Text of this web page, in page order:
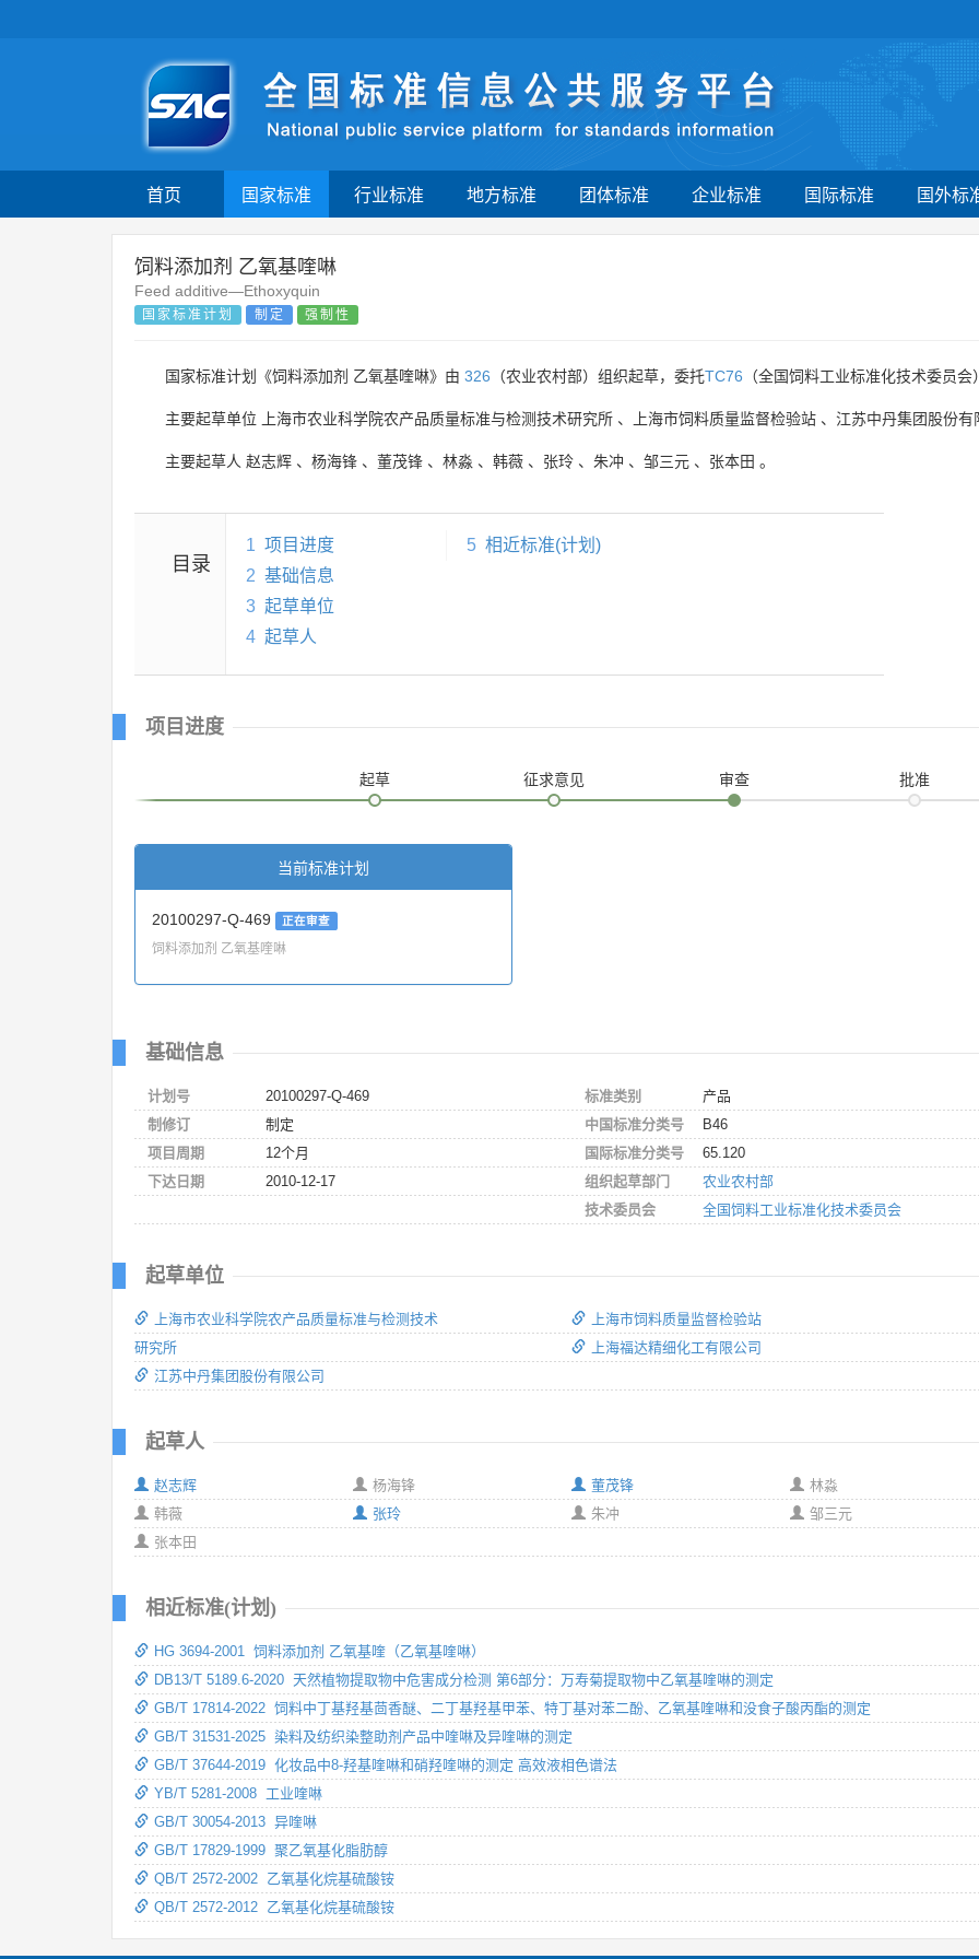
首页 国家标准 行业标准 地方标准 团体标准 企业标准 国际标准 国外标
饲料添加剂 乙氧基喹啉
Feed additive—Ethoxyquin
国家标准计划 制定 强制性
国家标准计划《饲料添加剂 乙氧基喹啉》由 326 （农业农村部）组织起草，委托TC76 （全国饲料工业标准化技术委员
主要起草单位 上海市农业科学院农产品质量标准与检测技术研究所 、 上海市饲料质量监督检验站 、 江苏中丹集团股份有
主要起草人 赵志辉 、 杨海锋 、 董茂锋 、 林淼 、 韩薇 、 张玲 、 朱冲 、 邹三元 、 张本田 。
目录
1 项目进度
2 基础信息
3 起草单位
4 起草人
5 相近标准(计划)
项目进度
起草 征求意见 审查 批准
当前标准计划
20100297-Q-469 正在审查
饲料添加剂 乙氧基喹啉
基础信息
计划号
20100297-Q-469
制修订
制定
项目周期
12个月
下达日期
2010-12-17
标准类别
产品
中国标准分类号
B46
国际标准分类号
65.120
组织起草部门
农业农村部
技术委员会
全国饲料工业标准化技术委员会
起草单位
上海市农业科学院农产品质量标准与检测技术
研究所
江苏中丹集团股份有限公司
上海市饲料质量监督检验站
上海福达精细化工有限公司
起草人
赵志辉
杨海锋
韩薇
张玲
张本田
董茂锋
林淼
朱冲
邹三元
相近标准(计划)
HG 3694-2001 饲料添加剂 乙氧基喹（乙氧基喹啉）
DB13/T 5189.6-2020 天然植物提取物中危害成分检测 第6部分：万寿菊提取物中乙氧基喹啉的测定
GB/T 17814-2022 饲料中丁基羟基茴香醚、二丁基羟基甲苯、特丁基对苯二酚、乙氧基喹啉和没食子酸丙酯的测定
GB/T 31531-2025 染料及纺织染整助剂产品中喹啉及异喹啉的测定
GB/T 37644-2019 化妆品中8-羟基喹啉和硝羟喹啉的测定 高效液相色谱法
YB/T 5281-2008 工业喹啉
GB/T 30054-2013 异喹啉
GB/T 17829-1999 聚乙氧基化脂肪醇
QB/T 2572-2002 乙氧基化烷基硫酸铵
QB/T 2572-2012 乙氧基化烷基硫酸铵